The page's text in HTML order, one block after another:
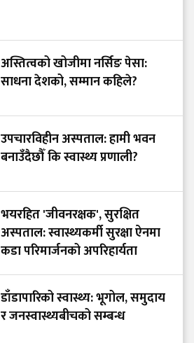
अस्तित्वको खोजीमा नर्सिङ पेसा:
साधना देशको, सम्मान कहिले?
उपचारविहीन अस्पताल: हामी भवन
बनाउँदैछौँ कि स्वास्थ्य प्रणाली?
भयरहित 'जीवनरक्षक', सुरक्षित
अस्पताल: स्वास्थ्यकर्मी सुरक्षा ऐनमा
कडा परिमार्जनको अपरिहार्यता
डाँडापारिको स्वास्थ्य: भूगोल, समुदाय
र जनस्वास्थ्यबीचको सम्बन्ध